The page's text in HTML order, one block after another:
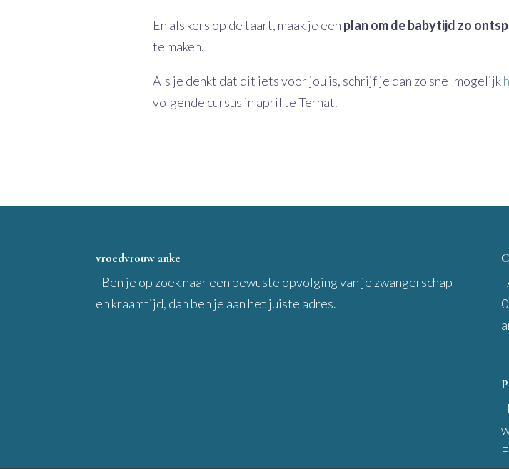
En als kers op de taart, maak je een plan om de babytijd zo
te maken.
Als je denkt dat dit iets voor jou is, schrijf je dan zo snel mogelijk
volgende cursus in april te Ternat.
vroedvrouw anke
Ben je op zoek naar een bewuste opvolging van je zwangerschap
en kraamtijd, dan ben je aan het juiste adres.